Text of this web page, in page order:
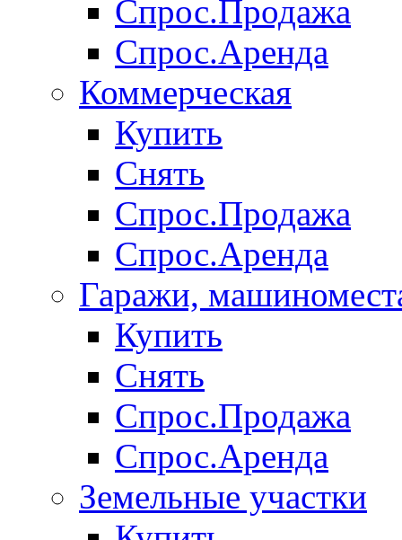
Спрос.Продажа
Спрос.Аренда
Коммерческая
Купить
Снять
Спрос.Продажа
Спрос.Аренда
Гаражи,
Купить
Снять
Спрос.Продажа
Спрос.Аренда
Земельные участки